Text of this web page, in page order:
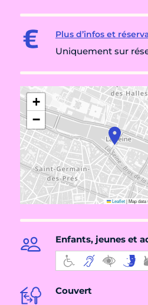
Plus d’infos et
Uniquement sur
+
−
Leaflet|Map
Enfants, jeunes et
Couvert